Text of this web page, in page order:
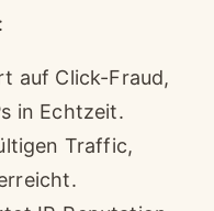
auf Click-Fraud,
in Echtzeit.
Traffic,